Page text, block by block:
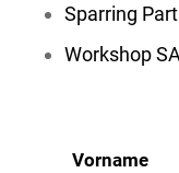
Sparring
Workshop
Vorname